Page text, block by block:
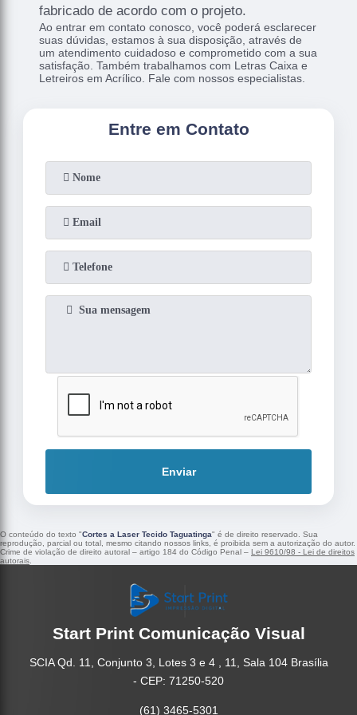
fabricado de acordo com o projeto.
Ao entrar em contato conosco, você poderá esclarecer
suas dúvidas, estamos à sua disposição, através de
um atendimento cuidadoso e comprometido com a sua
satisfação. Também trabalhamos com Letras Caixa e
Letreiros em Acrílico. Fale com nossos especialistas.
Entre em Contato
Enviar
O conteúdo do texto "Cortes a Laser Tecido Taguatinga" é de direito reservado. Sua
reprodução, parcial ou total, mesmo citando nossos links, é proibida sem a autorização do autor.
Crime de violação de direito autoral – artigo 184 do Código Penal – Lei 9610/98 - Lei de direitos
autorais
Start Print Comunicação Visual
SCIA Qd. 11, Conjunto 3, Lotes 3 e 4 , 11, Sala 104 Brasília
- CEP: 71250-520
(61) 3465-5301